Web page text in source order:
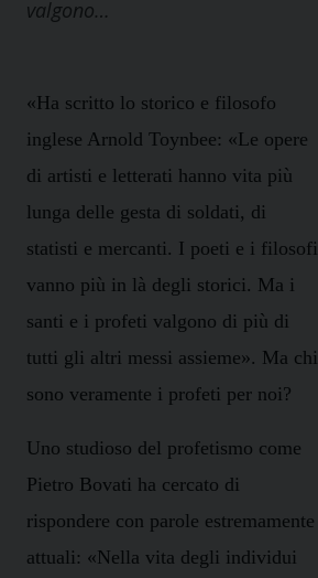
valgono…
«Ha scritto lo storico e filosofo
inglese Arnold Toynbee: «Le opere
di artisti e letterati hanno vita più
lunga delle gesta di soldati, di
statisti e mercanti. I poeti e i filosofi
vanno più in là degli storici. Ma i
santi e i profeti valgono di più di
tutti gli altri messi assieme». Ma chi
sono veramente i profeti per noi?
Uno studioso del profetismo come
Pietro Bovati ha cercato di
rispondere con parole estremamente
attuali: «Nella vita degli individui